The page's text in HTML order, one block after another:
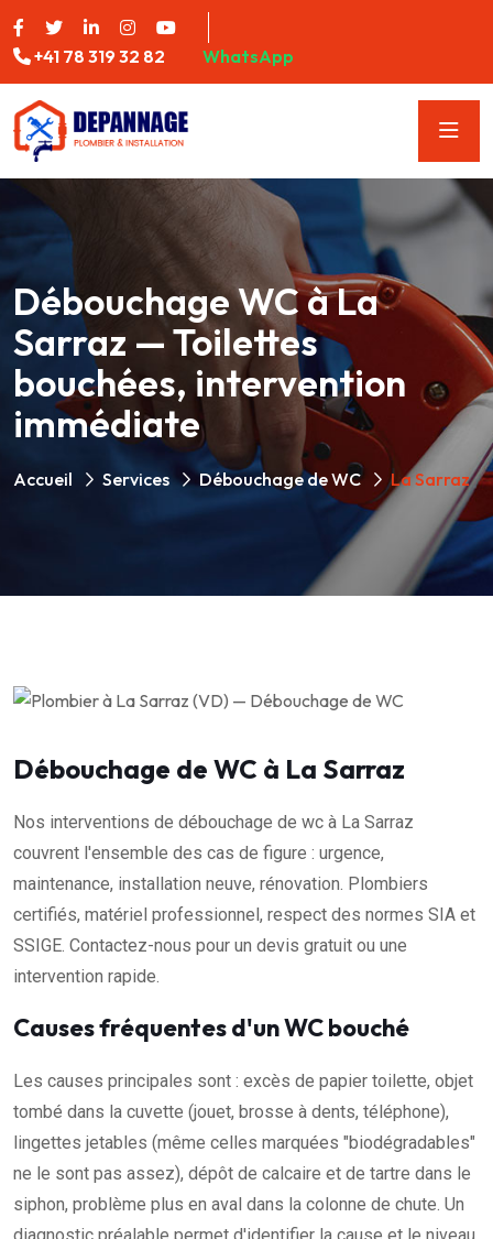
+41 78 319 32 82 WhatsApp
Débouchage WC à La
Sarraz — Toilettes
bouchées, intervention
immédiate
Accueil Services Débouchage de WC La Sarraz
Débouchage de WC à La Sarraz
Nos interventions de débouchage de wc à La Sarraz
couvrent l'ensemble des cas de figure : urgence,
maintenance, installation neuve, rénovation. Plombiers
certifiés, matériel professionnel, respect des normes SIA et
SSIGE. Contactez-nous pour un devis gratuit ou une
intervention rapide.
Causes fréquentes d'un WC bouché
Les causes principales sont : excès de papier toilette, objet
tombé dans la cuvette (jouet, brosse à dents, téléphone),
lingettes jetables (même celles marquées "biodégradables"
ne le sont pas assez), dépôt de calcaire et de tartre dans le
siphon, problème plus en aval dans la colonne de chute. Un